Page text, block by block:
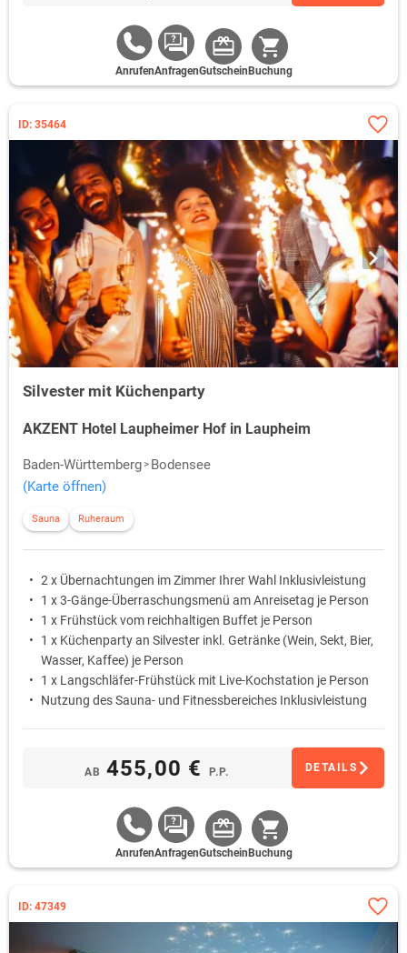
AnrufenAnfragenGutschein Buchung
ID: 35464
Silvester mit Küchenparty
AKZENT Hotel Laupheimer Hof in Laupheim
Baden-Württemberg
Bodensee
(Karte öffnen)
Sauna Ruheraum
2 x Übernachtungen im Zimmer Ihrer Wahl Inklusivleistung
1 x 3-Gänge-Überraschungsmenü am Anreisetag je Person
1 x Frühstück vom reichhaltigen Buffet je Person
1 x Küchenparty an Silvester inkl. Getränke (Wein, Sekt, Bier,
Wasser, Kaffee) je Person
1 x Langschläfer-Frühstück mit Live-Kochstation je Person
Nutzung des Sauna- und Fitnessbereiches Inklusivleistung
AB 455,00 € P.P. DETAILS
AnrufenAnfragenGutschein Buchung
ID: 47349